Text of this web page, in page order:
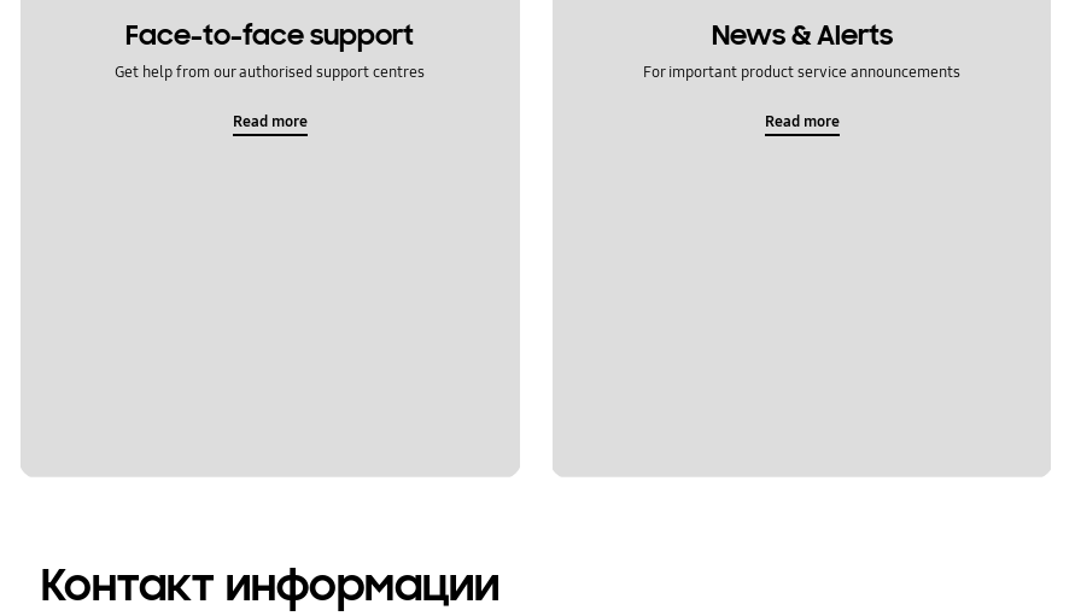
Face-to-face support
Get help from our authorised support centres
Read more
News & Alerts
For important product service announcements
Read more
Контакт информации